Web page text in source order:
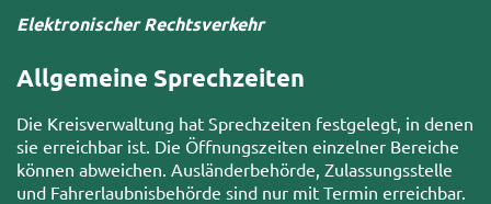
Elektronischer Rechtsverkehr
Allgemeine Sprechzeiten
Die Kreisverwaltung hat Sprechzeiten festgelegt, in denen
sie erreichbar ist. Die Öffnungszeiten einzelner Bereiche
können abweichen. Ausländerbehörde, Zulassungsstelle
und Fahrerlaubnisbehörde sind nur mit Termin erreichbar.